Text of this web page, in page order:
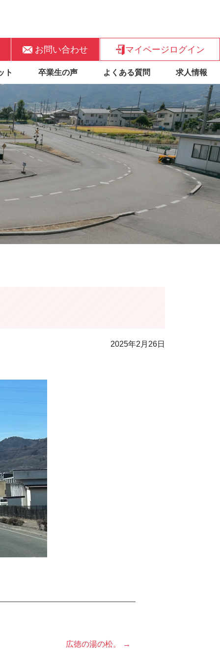
お問い合わせ マイページログイン
ト 卒業生の声 よくある質問 求人情報
2025年2月26日
広徳の湯の松。 →